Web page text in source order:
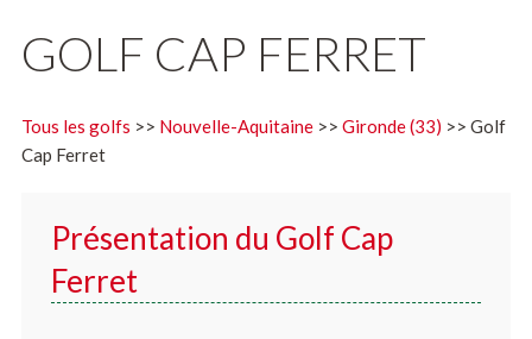
GOLF CAP FERRET
Tous les golfs >> Nouvelle-Aquitaine>> Gironde (33) >> Golf
Cap Ferret
Présentation du Golf Cap
Ferret